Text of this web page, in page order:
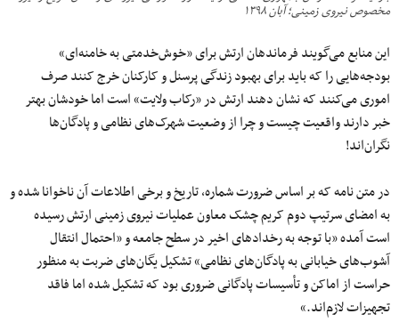
مخصوص نیروی زمینی؛ آبان ۱۳۹۸
این منابع می‌گویند فرماندهان ارتش برای «خوش‌خدمتی به خامنه‌ای»
بودجه‌هایی را که باید برای بهبود زندگی پرسنل و کارکنان خرج کنند صرف
اموری می‌کنند که نشان دهند ارتش در «رکاب ولایت‌» است اما خودشان بهتر
خبر دارند واقعیت چیست و چرا از وضعیت شهرک‌های نظامی و پادگان‌ها
نگران‌اند!
در متن نامه که بر اساس ضرورت شماره، تاریخ و برخی اطلاعات آن ناخوانا شده و
به امضای سرتیپ دوم کریم چشک معاون عملیات نیروی زمینی ارتش رسیده
است آمده «با توجه به رخدادهای اخیر در سطح جامعه و «احتمال انتقال
آشوب‌های خیابانی به پادگان‌های نظامی» تشکیل یگان‌های ضربت به منظور
حراست از اماکن و تأسیسات پادگانی ضروری بود که تشکیل شده اما فاقد
تجهیزات لازم‌اند.»